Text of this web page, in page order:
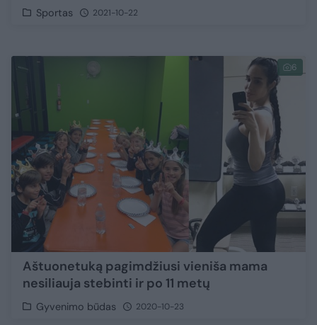
Sportas 2021-10-22
6
Aštuonetuką pagimdžiusi vieniša mama
nesiliauja stebinti ir po 11 metų
Gyvenimo būdas 2020-10-23